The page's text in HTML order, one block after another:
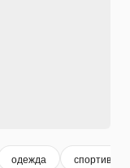
одежда спортивный